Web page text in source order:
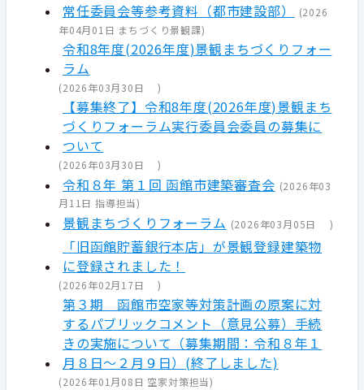
常任委員会等参考資料（都市建設部） (2026
年04月01日 まちづくり景観課)
令和8年度(2026年度)景観まちづくりフォー
ラム
(2026年03月30日 )
【募集終了】令和8年度(2026年度)景観まち
づくりフォーラム実行委員会委員の募集に
ついて
(2026年03月30日 )
令和８年 第１回 函館市建築審査会 (2026年03
月11日 指導担当)
景観まちづくりフォーラム (2026年03月05日 )
「旧函館貯蓄銀行本店」が景観登録建築物
に登録されました！
(2026年02月17日 )
第３期 函館市空家等対策計画の原案に対
するパブリックコメント（意見公募）手続
きの実施について（募集期間：令和８年１
月８日～２月９日）(終了しました)
(2026年01月08日 空家対策担当)